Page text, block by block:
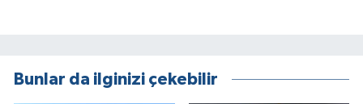
Bunlar da ilginizi çekebilir